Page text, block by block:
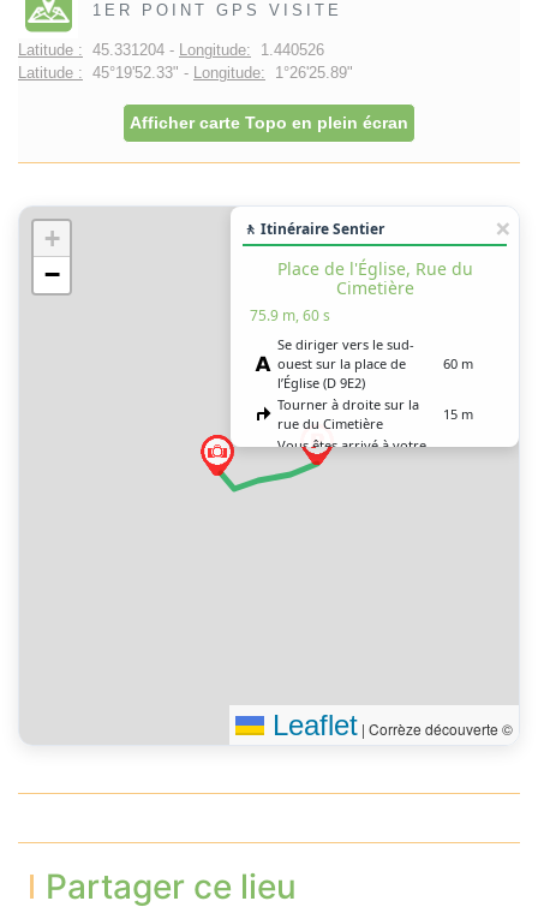
1ER POINT GPS VISITE
Latitude : 45.331204 - Longitude: 1.440526
Latitude : 45°19'52.33" - Longitude: 1°26'25.89"
Afficher carte Topo en plein écran
+
−
🚶 Itinéraire Sentier
Place de l'Église, Rue du
Cimetière
75.9 m, 60 s
Se diriger vers le sud-
ouest sur la place de
l’Église (D 9E2)
60 m
Tourner à droite sur la
rue du Cimetière
15 m
Vous êtes arrivé à votre
destination
Leaflet | Corrèze découverte ©
Partager ce lieu